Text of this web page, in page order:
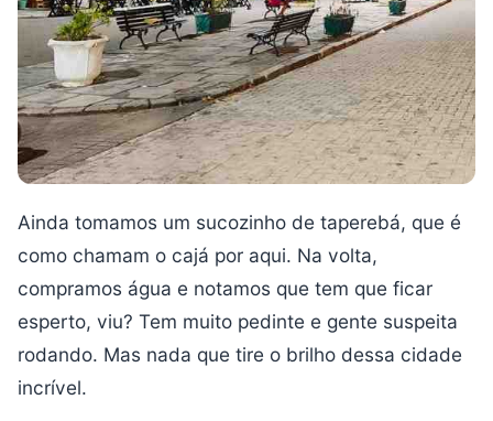
Ainda tomamos um sucozinho de taperebá, que é
como chamam o cajá por aqui. Na volta,
compramos água e notamos que tem que ficar
esperto, viu? Tem muito pedinte e gente suspeita
rodando. Mas nada que tire o brilho dessa cidade
incrível.